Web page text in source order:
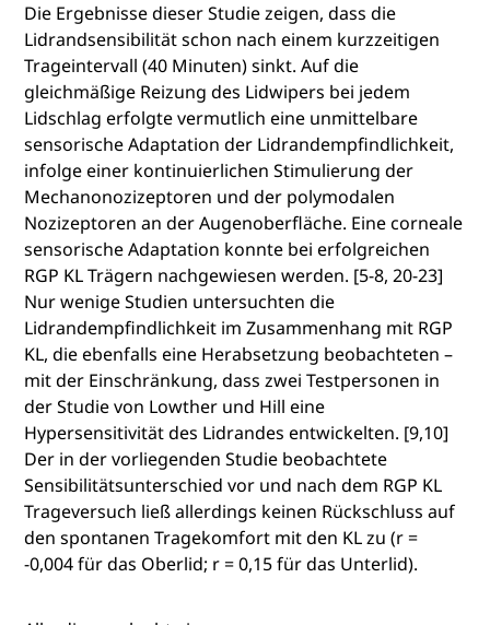
Die Ergebnisse dieser Studie zeigen, dass die
Lidrandsensibilität schon nach einem kurzzeitigen
Trageintervall (40 Minuten) sinkt. Auf die
gleichmäßige Reizung des Lidwipers bei jedem
Lidschlag erfolgte vermutlich eine unmittelbare
sensorische Adaptation der Lidrandempfindlichkeit,
infolge einer kontinuierlichen Stimulierung der
Mechanonozizeptoren und der polymodalen
Nozizeptoren an der Augenoberfläche. Eine corneale
sensorische Adaptation konnte bei erfolgreichen
RGP KL Trägern nachgewiesen werden. [5-8, 20-23]
Nur wenige Studien untersuchten die
Lidrandempfindlichkeit im Zusammenhang mit RGP
KL, die ebenfalls eine Herabsetzung beobachteten –
mit der Einschränkung, dass zwei Testpersonen in
der Studie von Lowther und Hill eine
Hypersensitivität des Lidrandes entwickelten. [9,10]
Der in der vorliegenden Studie beobachtete
Sensibilitätsunterschied vor und nach dem RGP KL
Trageversuch ließ allerdings keinen Rückschluss auf
den spontanen Tragekomfort mit den KL zu (r =
-0,004 für das Oberlid; r = 0,15 für das Unterlid).